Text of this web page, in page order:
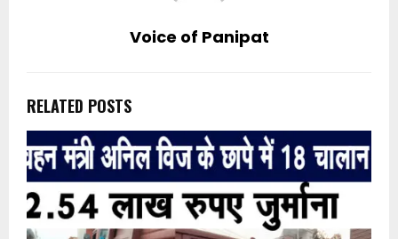
Voice of Panipat
RELATED POSTS